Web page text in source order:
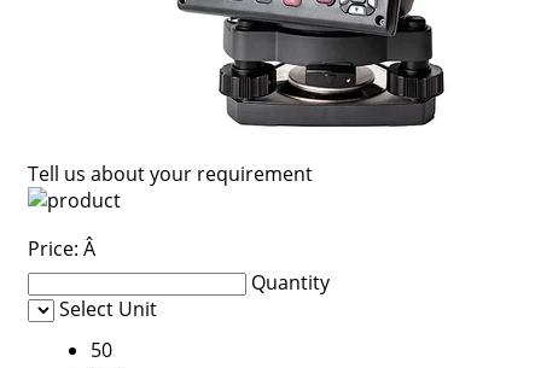
Tell us about your requirement
Price: Â
Quantity
Select Unit
50